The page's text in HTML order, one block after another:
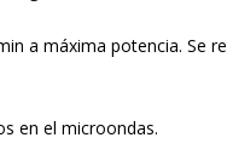
a máxima potencia. Se
en el microondas.